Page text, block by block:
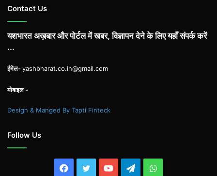
Contact Us
यशभारत अख़बार और पोर्टल में खबर, विज्ञापन देने के लिए यहाँ संपर्क करें
...
ईमेल-yashbharat.co.in@gmail.com
मोबाइल -
Design & Manged By Tapti Finteck
Follow Us
Facebook
TwitterYouTubeTelegramWhatsApp